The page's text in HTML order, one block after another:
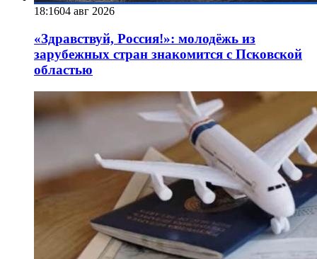
18:1604 авг 2026
«Здравствуй, Россия!»: молодёжь из
зарубежных стран знакомится с Псковской
областью